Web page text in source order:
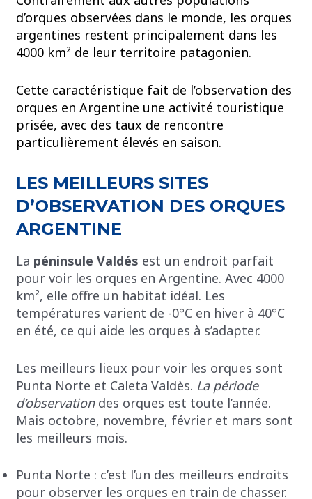
d’orques observées dans le monde, les orques
argentines restent principalement dans les
4000 km² de leur territoire patagonien.
Cette caractéristique fait de l’observation des
orques en Argentine une activité touristique
prisée, avec des taux de rencontre
particulièrement élevés en saison.
LES MEILLEURS SITES
D’OBSERVATION DES ORQUES
ARGENTINE
La péninsule Valdés est un endroit parfait
pour voir les orques en Argentine. Avec 4000
km², elle offre un habitat idéal. Les
températures varient de -0°C en hiver à 40°C
en été, ce qui aide les orques à s’adapter.
Les meilleurs lieux pour voir les orques sont
Punta Norte et Caleta Valdès. La période
d’observationdes orques est toute l’année.
Mais octobre, novembre, février et mars sont
les meilleurs mois.
Punta Norte : c’est l’un des meilleurs endroits
pour observer les orques en train de chasser.